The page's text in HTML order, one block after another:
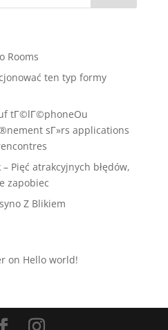
Rooms
ten typ formy
tГ©lГ©phoneOu
sГ»rs applications
Pięć atrakcyjnych błędów,
zapobiec
Z Blikiem
on Hello world!